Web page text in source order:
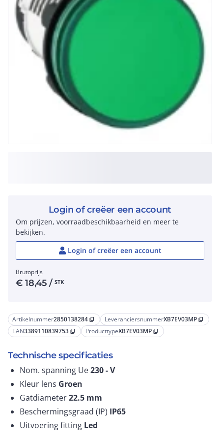
Artikelnummer2850138284 content_copy LeveranciersnummerXB7EV03MP content_copy
EAN3389110839753 content_copy ProducttypeXB7EV03MP content_copy
Technische specificaties
Nom. spanning Ue230 -V
Kleur lens Groen
Gatdiameter22.5 mm
Beschermingsgraad (IP) IP65
Uitvoering fitting Led
Login of creëer een account
Om prijzen, voorraadbeschikbaarheid en meer te
bekijken.
Login of creëer een account
Brutoprijs
€18,45 / STK